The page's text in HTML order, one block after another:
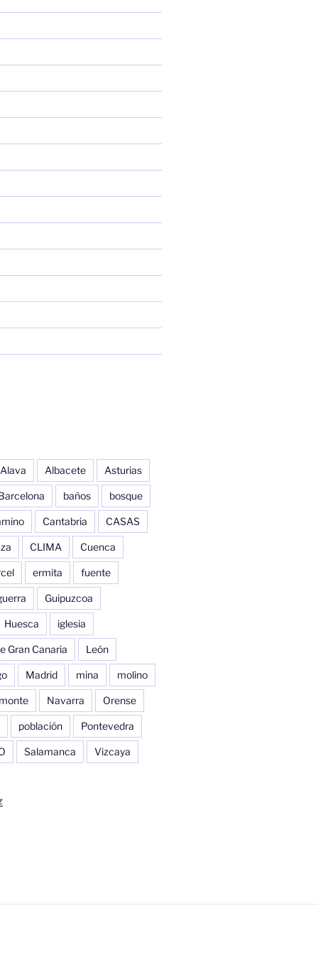
Alava Albacete Asturias
baños bosque
Cantabria CASAS
CLIMA Cuenca
ermita fuente
Guipuzcoa
Huesca iglesia
Gran Canaria León
Madrid mina molino
monte Navarra Orense
población Pontevedra
Salamanca Vizcaya